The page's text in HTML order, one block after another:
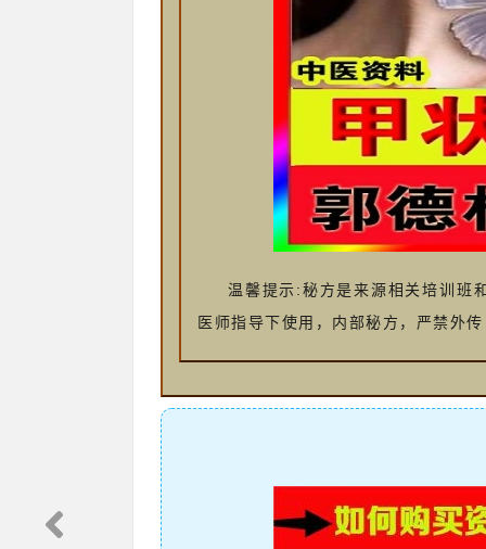
温馨提示:秘方是来源相关培训班
医师指导下使用，内部秘方，严禁外传